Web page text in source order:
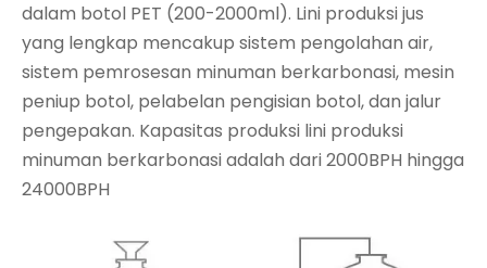
dalam botol PET (200-2000ml). Lini produksi jus
yang lengkap mencakup sistem pengolahan air,
sistem pemrosesan minuman berkarbonasi, mesin
peniup botol, pelabelan pengisian botol, dan jalur
pengepakan. Kapasitas produksi lini produksi
minuman berkarbonasi adalah dari 2000BPH hingga
24000BPH